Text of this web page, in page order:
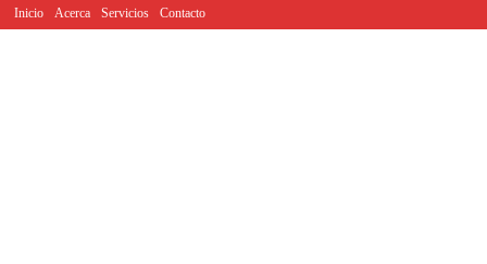
Inicio
Acerca Servicios Contacto